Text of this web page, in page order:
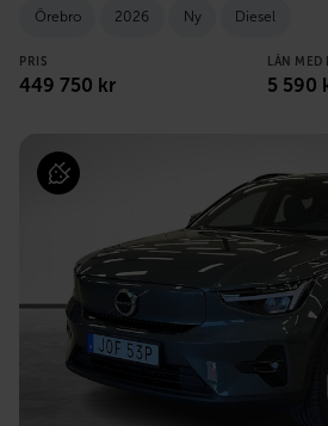
Örebro 2026 Ny Diesel
PRIS
449 750 kr
LÅN MED
5 590